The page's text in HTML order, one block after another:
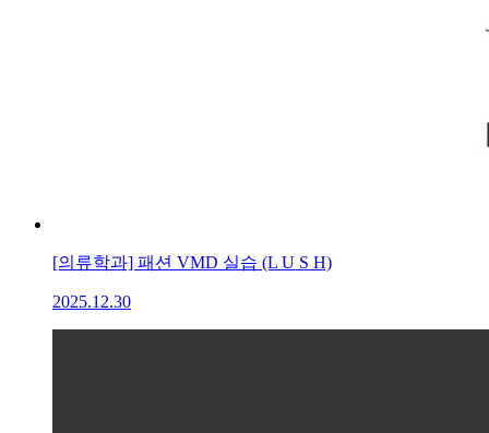
[의류학과] 패션 VMD 실습 (L U S H)
2025.12.30